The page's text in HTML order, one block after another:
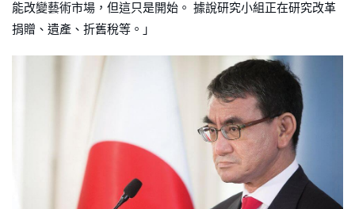
能改變藝術市場，但這只是開始。 據說研究小組正在研究改革
捐贈、遺產、折舊稅等。」